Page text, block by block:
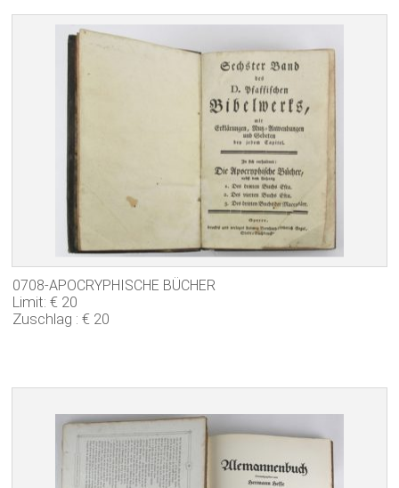
0708-APOCRYPHISCHE BÜCHER
Limit: € 20
Zuschlag : € 20